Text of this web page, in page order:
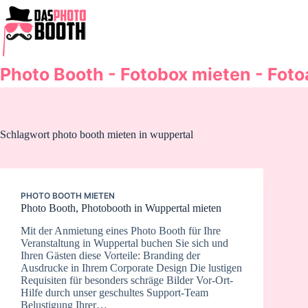
Zum
Inhalt
springen
Photo Booth - Fotobox mieten -
Schlagwort photo booth mieten in wuppertal
PHOTO BOOTH MIETEN
Photo Booth, Photobooth in Wuppertal mieten
Mit der Anmietung eines Photo Booth für Ihre
Veranstaltung in Wuppertal buchen Sie sich und
Ihren Gästen diese Vorteile: Branding der
Ausdrucke in Ihrem Corporate Design Die lustigen
Requisiten für besonders schräge Bilder Vor-Ort-
Hilfe durch unser geschultes Support-Team
Belustigung Ihrer…